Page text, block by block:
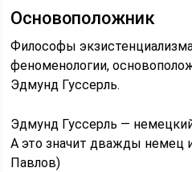
Основоположник
Философы
феноменологии,
Эдмунд Гуссерль.
Эдмунд Гуссерль —
А это значит дважды немец
Павлов)